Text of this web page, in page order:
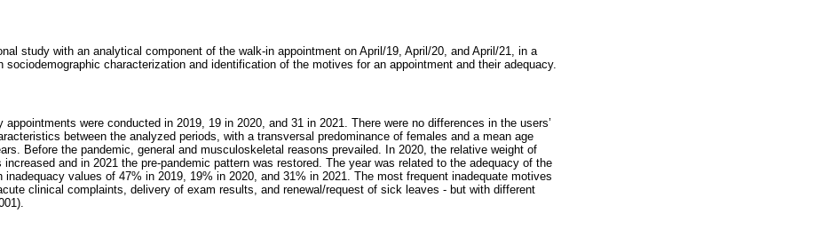
study with an analytical component of the walk-in appointment on April/19, April/20, and April/21, in a
sociodemographic characterization and identification of the motives for an appointment and their adequacy.
appointments were conducted in 2019, 19 in 2020, and 31 in 2021. There were no differences in the users’
between the analyzed periods, with a transversal predominance of females and a mean age
Before the pandemic, general and musculoskeletal reasons prevailed. In 2020, the relative weight of
and in 2021 the pre-pandemic pattern was restored. The year was related to the adequacy of the
inadequacy values of 47% in 2019, 19% in 2020, and 31% in 2021. The most frequent inadequate motives
clinical complaints, delivery of exam results, and renewal/request of sick leaves - but with different